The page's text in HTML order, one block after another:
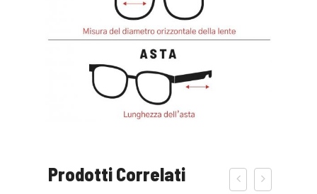
Prodotti Correlati